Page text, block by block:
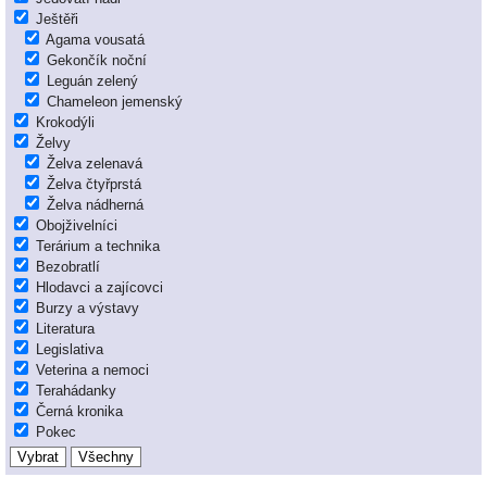
Ještěři
Agama vousatá
Gekončík noční
Leguán zelený
Chameleon jemenský
Krokodýli
Želvy
Želva zelenavá
Želva čtyřprstá
Želva nádherná
Obojživelníci
Terárium a technika
Bezobratlí
Hlodavci a zajícovci
Burzy a výstavy
Literatura
Legislativa
Veterina a nemoci
Terahádanky
Černá kronika
Pokec